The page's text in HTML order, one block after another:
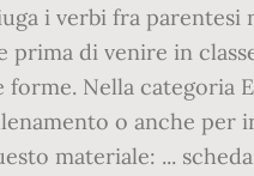
i verbi fra
prima di venire in
Nella categoria
o anche
materiale: ...